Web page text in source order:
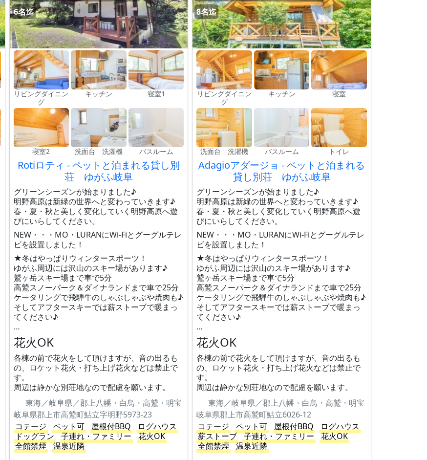
6名迄
リビングダイニン
グ
キッチン 寝室1
寝室2 洗面台 洗濯機 バスルーム
Rotiロティ - ペットと泊まれる貸し別
荘 ゆがふ岐阜
グリーンシーズンが始まりました♪
明野高原は新緑の世界へと変わっていきます♪
春・夏・秋と美しく変化していく明野高原へ遊
びにいらしてください。
NEW・・・MO・LURANにWi-Fiとグーグルテレ
ビを設置しました！
★冬はやっぱりウィンタースポーツ！
ゆがふ周辺には沢山のスキー場があります♪
鷲ヶ岳スキー場まで車で5分
高鷲スノーパーク＆ダイナランドまで車で25分
ケータリングで飛騨牛のしゃぶしゃぶや焼肉も♪
そしてアフタースキーでは薪ストーブで暖まっ
てください♪
…
花火OK
各棟の前で花火をして頂けますが、音の出るも
の、ロケット花火・打ち上げ花火などは禁止で
す。
周辺は静かな別荘地なので配慮を願います。
東海／岐阜県／郡上八幡・白鳥・高鷲・明宝
岐阜県郡上市高鷲町鮎立字明野5973-23
コテージ
ペット可 屋根付BBQ
ログハウス
ドッグラン
子連れ・ファミリー
花火OK
全館禁煙
温泉近隣
8名迄
リビングダイニン
グ
キッチン 寝室
洗面台 洗濯機 バスルーム トイレ
Adagioアダージョ - ペットと泊まれる
貸し別荘 ゆがふ岐阜
グリーンシーズンが始まりました♪
明野高原は新緑の世界へと変わっていきます♪
春・夏・秋と美しく変化していく明野高原へ遊
びにいらしてください。
NEW・・・MO・LURANにWi-Fiとグーグルテレ
ビを設置しました！
★冬はやっぱりウィンタースポーツ！
ゆがふ周辺には沢山のスキー場があります♪
鷲ヶ岳スキー場まで車で5分
高鷲スノーパーク＆ダイナランドまで車で25分
ケータリングで飛騨牛のしゃぶしゃぶや焼肉も♪
そしてアフタースキーでは薪ストーブで暖まっ
てください♪
…
花火OK
各棟の前で花火をして頂けますが、音の出るも
の、ロケット花火・打ち上げ花火などは禁止で
す。
周辺は静かな別荘地なので配慮を願います。
東海／岐阜県／郡上八幡・白鳥・高鷲・明宝
岐阜県郡上市高鷲町鮎立6026-12
コテージ
ペット可 屋根付BBQ
ログハウス
薪ストーブ
子連れ・ファミリー
花火OK
全館禁煙
温泉近隣